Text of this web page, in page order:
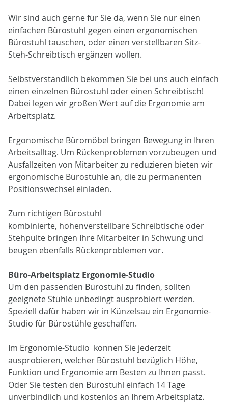
Wir sind auch gerne für Sie da, wenn Sie nur einen
einfachen Bürostuhl gegen einen ergonomischen
Bürostuhl tauschen, oder einen verstellbaren Sitz-
Steh-Schreibtisch ergänzen wollen.
Selbstverständlich bekommen Sie bei uns auch einfach
einen einzelnen Bürostuhl oder einen Schreibtisch!
Dabei legen wir großen Wert auf die Ergonomie am
Arbeitsplatz.
Ergonomische Büromöbel bringen Bewegung in Ihren
Arbeitsalltag. Um Rückenproblemen vorzubeugen und
Ausfallzeiten von Mitarbeiter zu reduzieren bieten wir
ergonomische Bürostühle an, die zu permanenten
Positionswechsel einladen.
Zum richtigen Bürostuhl
kombinierte, höhenverstellbare Schreibtische oder
Stehpulte bringen Ihre Mitarbeiter in Schwung und
beugen ebenfalls Rückenproblemen vor.
Büro-Arbeitsplatz Ergonomie-Studio
Um den passenden Bürostuhl zu finden, sollten
geeignete Stühle unbedingt ausprobiert werden.
Speziell dafür haben wir in Künzelsau ein Ergonomie-
Studio für Bürostühle geschaffen.
Im Ergonomie-Studio können Sie jederzeit
ausprobieren, welcher Bürostuhl bezüglich Höhe,
Funktion und Ergonomie am Besten zu Ihnen passt.
Oder Sie testen den Bürostuhl einfach 14 Tage
unverbindlich und kostenlos an Ihrem Arbeitsplatz.